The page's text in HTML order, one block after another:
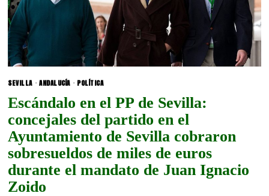
SEVILLA · ANDALUCÍA · POLÍTICA
Escándalo en el PP de Sevilla:
concejales del partido en el
Ayuntamiento de Sevilla cobraron
sobresueldos de miles de euros
durante el mandato de Juan Ignacio
Zoido